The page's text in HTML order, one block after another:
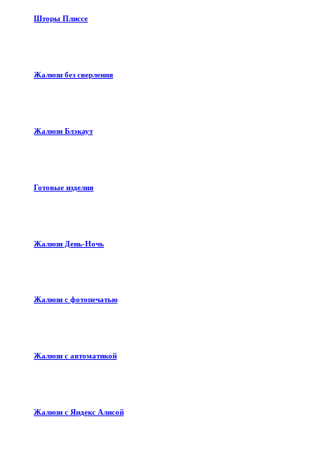
Шторы Плиссе
Жалюзи без сверления
Жалюзи Блэкаут
Готовые изделия
Жалюзи День-Ночь
Жалюзи с фотопечатью
Жалюзи с автоматикой
Жалюзи с Яндекс Алисой